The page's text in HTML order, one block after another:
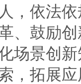
，依法
、鼓励
场景创
，拓展